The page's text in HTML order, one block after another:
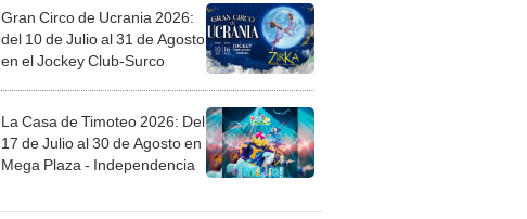
Gran Circo de Ucrania 2026:
del 10 de Julio al 31 de Agosto
en el Jockey Club-Surco
La Casa de Timoteo 2026: Del
17 de Julio al 30 de Agosto en
Mega Plaza - Independencia